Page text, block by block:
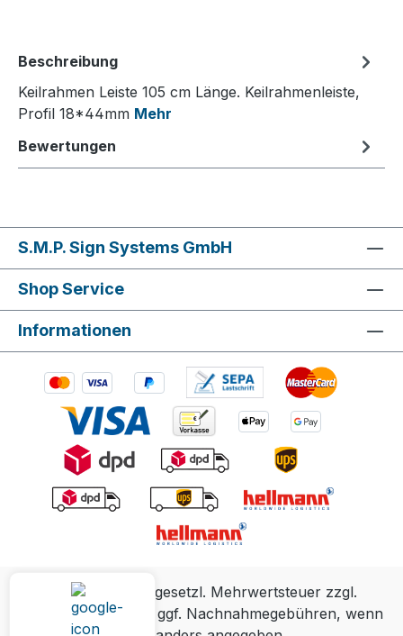
Beschreibung
Keilrahmen Leiste 105 cm Länge. Keilrahmenleiste,
Profil 18*44mm Mehr
Bewertungen
S.M.P. Sign Systems GmbH
Shop Service
Informationen
Alle Preise inkl. gesetzl. Mehrwertsteuer zzgl.
Versandkostenund ggf. Nachnahmegebühren, wenn